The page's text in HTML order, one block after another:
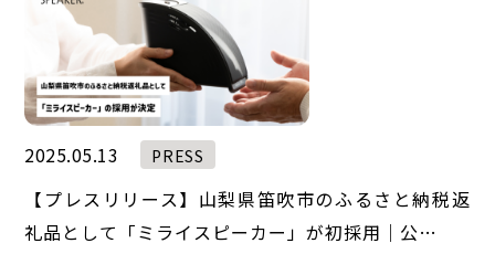
2025.05.13 PRESS
【プレスリリース】山梨県笛吹市のふるさと納税返
礼品として「ミライスピーカー」が初採用｜公…